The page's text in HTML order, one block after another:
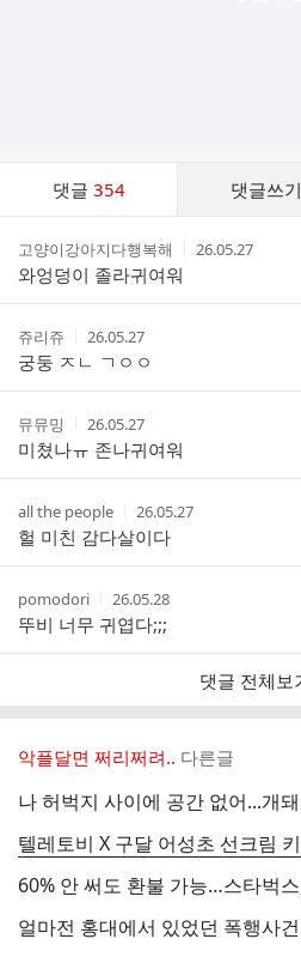
댓글 354 댓글쓰기
스
작
성
자
고양이강아지다행복해
작
간
26.05.27
와엉덩이 졸라귀여워
작
성
자
쥬리쥬
작
시
간
26.05.27
궁둥 ㅈㄴ ㄱㅇㅇ
작
성
자
뮤뮤밍
작
성
시
간
26.05.27
미쳤나ㅠ 존나귀여워
작
성
자
all the people
작
성
시
간
26.05.27
헐 미친 감다살이다
작
성
자
pomodori
작
성
시
간
26.05.28
뚜비 너무 귀엽다;;;
댓글 전체보
악플달면 쩌리쩌려.. 다른글
나 허벅지 사이에 공간 없어...개
텔레토비 X 구달 어성초 선크림
얼마전 홍대에서 있었던 폭행사